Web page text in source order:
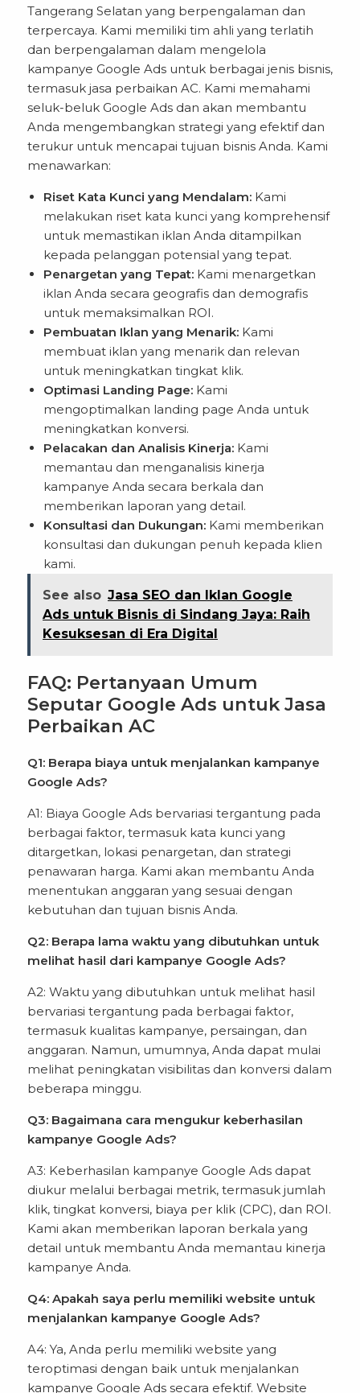
Tangerang Selatan yang berpengalaman dan
terpercaya. Kami memiliki tim ahli yang terlatih
dan berpengalaman dalam mengelola
kampanye Google Ads untuk berbagai jenis bisnis,
termasuk jasa perbaikan AC. Kami memahami
seluk-beluk Google Ads dan akan membantu
Anda mengembangkan strategi yang efektif dan
terukur untuk mencapai tujuan bisnis Anda. Kami
menawarkan:
Riset Kata Kunci yang Mendalam: Kami
melakukan riset kata kunci yang komprehensif
untuk memastikan iklan Anda ditampilkan
kepada pelanggan potensial yang tepat.
Penargetan yang Tepat: Kami menargetkan
iklan Anda secara geografis dan demografis
untuk memaksimalkan ROI.
Pembuatan Iklan yang Menarik: Kami
membuat iklan yang menarik dan relevan
untuk meningkatkan tingkat klik.
Optimasi Landing Page: Kami
mengoptimalkan landing page Anda untuk
meningkatkan konversi.
Pelacakan dan Analisis Kinerja: Kami
memantau dan menganalisis kinerja
kampanye Anda secara berkala dan
memberikan laporan yang detail.
Konsultasi dan Dukungan: Kami memberikan
konsultasi dan dukungan penuh kepada klien
kami.
See also Jasa SEO dan Iklan Google
Ads untuk Bisnis di Sindang Jaya: Raih
Kesuksesan di Era Digital
FAQ: Pertanyaan Umum
Seputar Google Ads untuk Jasa
Perbaikan AC
Q1: Berapa biaya untuk menjalankan kampanye
Google Ads?
A1: Biaya Google Ads bervariasi tergantung pada
berbagai faktor, termasuk kata kunci yang
ditargetkan, lokasi penargetan, dan strategi
penawaran harga. Kami akan membantu Anda
menentukan anggaran yang sesuai dengan
kebutuhan dan tujuan bisnis Anda.
Q2: Berapa lama waktu yang dibutuhkan untuk
melihat hasil dari kampanye Google Ads?
A2: Waktu yang dibutuhkan untuk melihat hasil
bervariasi tergantung pada berbagai faktor,
termasuk kualitas kampanye, persaingan, dan
anggaran. Namun, umumnya, Anda dapat mulai
melihat peningkatan visibilitas dan konversi dalam
beberapa minggu.
Q3: Bagaimana cara mengukur keberhasilan
kampanye Google Ads?
A3: Keberhasilan kampanye Google Ads dapat
diukur melalui berbagai metrik, termasuk jumlah
klik, tingkat konversi, biaya per klik (CPC), dan ROI.
Kami akan memberikan laporan berkala yang
detail untuk membantu Anda memantau kinerja
kampanye Anda.
Q4: Apakah saya perlu memiliki website untuk
menjalankan kampanye Google Ads?
A4: Ya, Anda perlu memiliki website yang
teroptimasi dengan baik untuk menjalankan
kampanye Google Ads secara efektif. Website